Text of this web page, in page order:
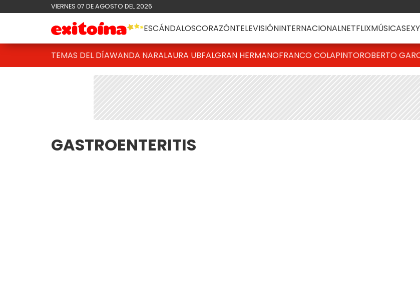
VIERNES 07 DE AGOSTO DEL 2026
ESCÁNDALOSCORAZÓNTELEVISIÓNINTERNACIONALNETFLIXMÚSICASEXY
TEMAS DEL DÍAWANDA NARALAURA UBFALGRAN HERMANOFRANCO COLAPINTOROBERTO
GASTROENTERITIS